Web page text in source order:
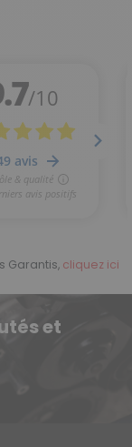
Garantis, cliquez ici
et